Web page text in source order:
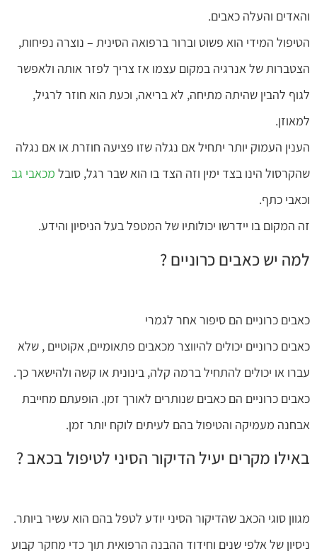
והאדים והעלה כאבים.
הטיפול המידי הוא פשוט וברור ברפואה הסינית – נוצרה נפיחות,
הצטברות של אנרגיה במקום עצמו אז צריך לפזר אותה ולאפשר
לגוף להבין שהיתה מתיחה, לא בריאה, וכעת הוא חוזר לרגיל,
למאוזן.
הענין העמוק יותר יתחיל אם נגלה שזו פציעה חוזרת או אם נגלה
שהקרסול הינו בצד ימין וזה הצד בו הוא שבר רגל, סובל מכאבי גב
וכאבי כתף.
זה המקום בו יידרשו יכולותיו של המטפל בעל הניסיון והידע.
למה יש כאבים כרוניים ?
כאבים כרוניים הם סיפור אחר לגמרי
כאבים כרוניים יכולים להיווצר מכאבים פתאומיים, אקוטיים , שלא
עברו או יכולים להתחיל ברמה קלה, בינונית או קשה ולהישאר כך.
כאבים כרוניים הם כאבים שנותרים לאורך זמן. הופעתם מחייבת
אבחנה מעמיקה והטיפול בהם לעיתים לוקח יותר זמן.
באילו מקרים יעיל הדיקור הסיני לטיפול בכאב ?
מגוון סוגי הכאב שהדיקור הסיני יודע לטפל בהם הוא עשיר ביותר.
ניסיון של אלפי שנים וחידוד ההבנה הרפואית תוך כדי מחקר קבוע